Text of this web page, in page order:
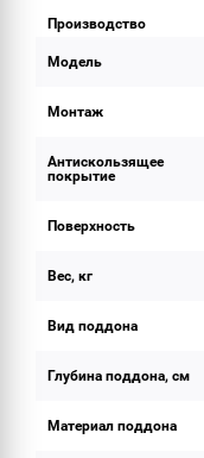
Производство
Модель
Монтаж
Антискользящее
покрытие
Поверхность
Вес, кг
Вид поддона
Глубина поддона, см
Материал поддона